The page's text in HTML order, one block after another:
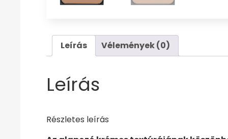
Leírás Vélemények (0)
Leírás
Részletes leírás